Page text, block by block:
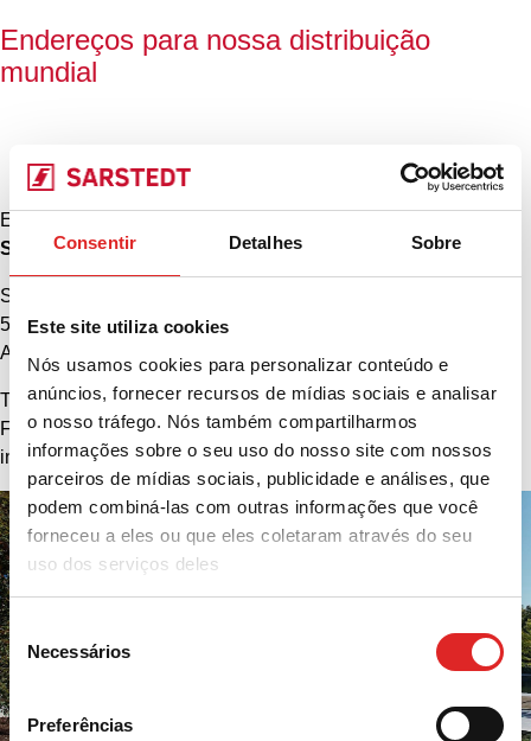
Consentir Detalhes Sobre
Este site utiliza cookies
Nós usamos cookies para personalizar conteúdo e
anúncios, fornecer recursos de mídias sociais e analisar
o nosso tráfego. Nós também compartilharmos
informações sobre o seu uso do nosso site com nossos
parceiros de mídias sociais, publicidade e análises, que
podem combiná-las com outras informações que você
forneceu a eles ou que eles coletaram através do seu
uso dos serviços deles
Seleção
de
consentimento
Necessários
Preferências
Endereços para nossa distribuição
mundial
Endereço da sede
SARSTEDT AG & Co. KG
Sarstedtstraße 1
51588 Nümbrecht
Alemanha
Tel.: +49 (0)2293 305 0
Fax: +49 (0)2293 305 2470
info@sarstedt.com